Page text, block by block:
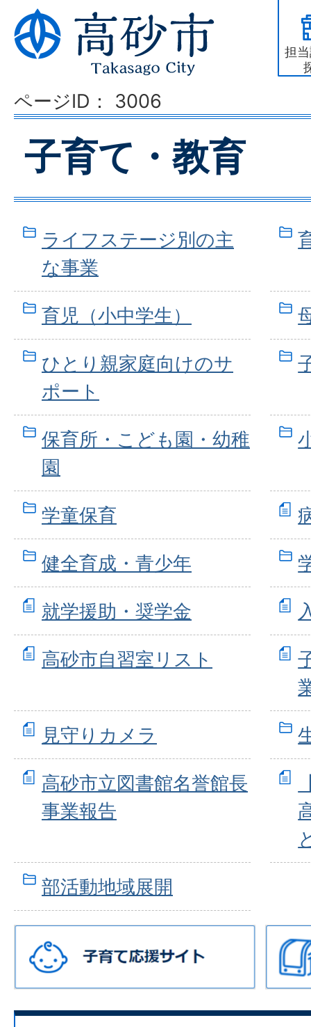
担
ページID： 3006
子育て・教育
ライフステージ別の主
な事業
育児（小中学生）
ひとり親家庭向けのサ
ポート
保育所・こども園・幼稚
園
学童保育
健全育成・青少年
就学援助・奨学金
高砂市自習室リスト
見守りカメラ
高砂市立図書館名誉館長
事業報告
部活動地域展開